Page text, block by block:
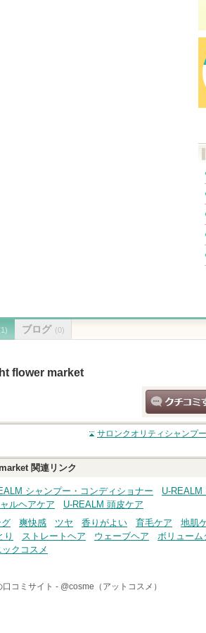
ブログ (0)
flower market
クチコ
サロンクオリティシャンプ
関連リンク
シャンプー・コンディショナー U-REALM
ルヘアケア
U-REALM 頭皮ケア
爽快感 ツヤ 香りがよい 育毛ケア 地肌
り ストレートヘア ウェーブヘア ボリューム
クコスメ
口コミサイト - @cosme（アットコスメ）